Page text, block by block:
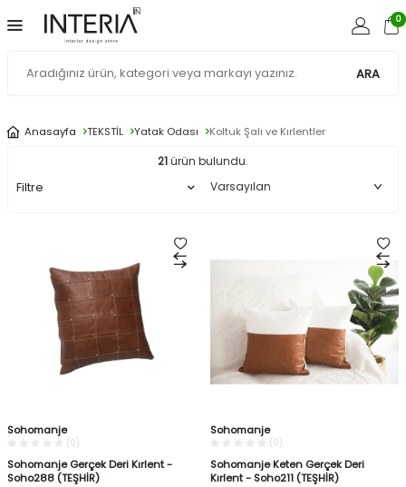
ARA
0
Anasayfa TEKSTİL Yatak Odası Koltuk Şalı ve Kırlentler
Filtre
21ürün bulundu.
Sohomanje
(0)
Sohomanje Gerçek Deri Kırlent -
Soho288 (TEŞHİR)
Sohomanje
(0)
Sohomanje Keten Gerçek Deri
Kırlent - Soho211 (TEŞHİR)